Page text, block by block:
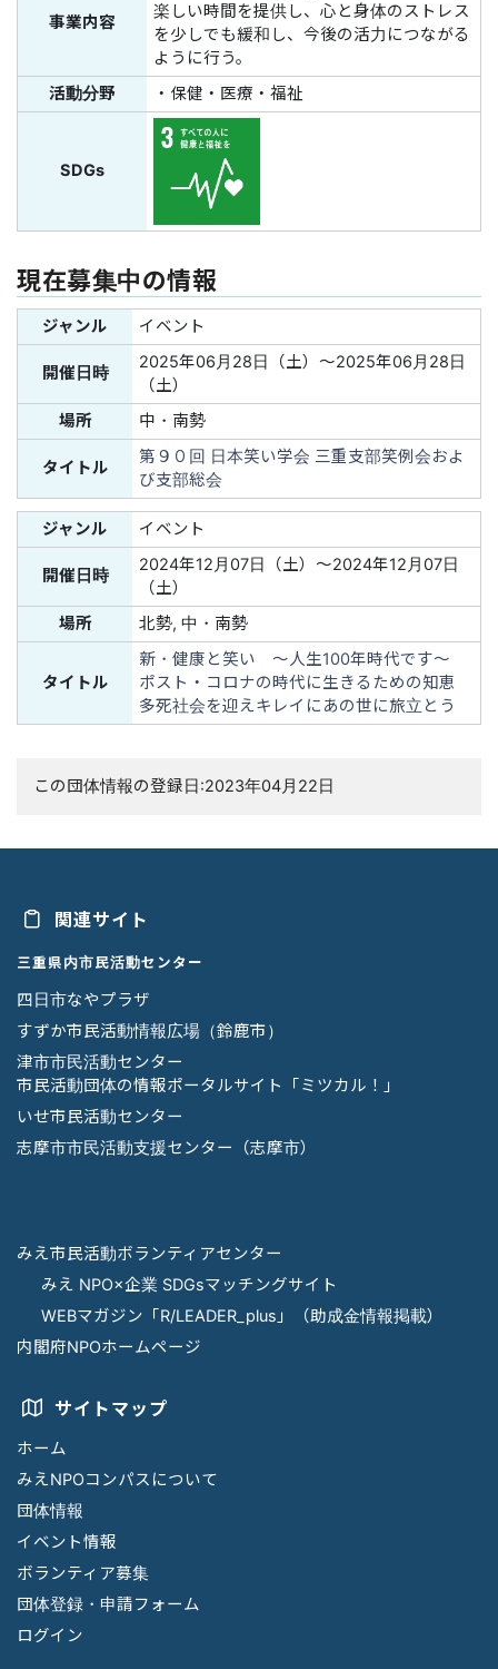
事業内容
楽しい時間を提供し、心と身体のストレス
を少しでも緩和し、今後の活力につながる
ように行う。
活動分野
・保健・医療・福祉
SDGs
現在募集中の情報
ジャンル イベント
開催日時
2025年06月28日（土）〜2025年06月28日
（土）
場所
中・南勢
タイトル
第９０回 日本笑い学会 三重支部笑例会およ
び支部総会
ジャンル イベント
開催日時
2024年12月07日（土）〜2024年12月07日
（土）
場所
北勢, 中・南勢
タイトル
新・健康と笑い 〜人生100年時代です〜
ポスト・コロナの時代に生きるための知恵
多死社会を迎えキレイにあの世に旅立とう
この団体情報の登録日:2023年04月22日
関連サイト
三重県内市民活動センター
四日市なやプラザ
すずか市民活動情報広場（鈴鹿市）
津市市民活動センター
市民活動団体の情報ポータルサイト「ミツカル！」
いせ市民活動センター
志摩市市民活動支援センター（志摩市）
みえ市民活動ボランティアセンター
みえ NPO×企業 SDGsマッチングサイト
WEBマガジン「R/LEADER_plus」（助成金情報掲載）
内閣府NPOホームページ
サイトマップ
ホーム
みえNPOコンパスについて
団体情報
イベント情報
ボランティア募集
団体登録・申請フォーム
ログイン